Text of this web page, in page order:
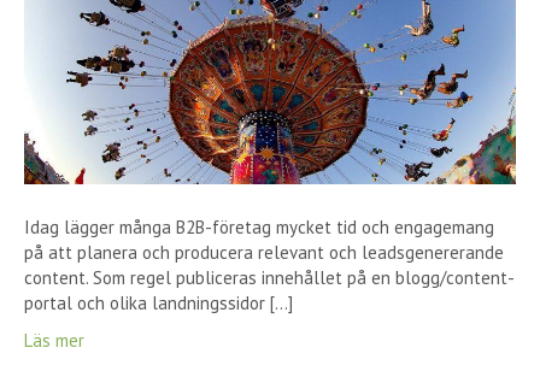
Idag lägger många B2B-företag mycket tid och engagemang
på att planera och producera relevant och leadsgenererande
content. Som regel publiceras innehållet på en blogg/content-
portal och olika landningssidor […]
Läs mer